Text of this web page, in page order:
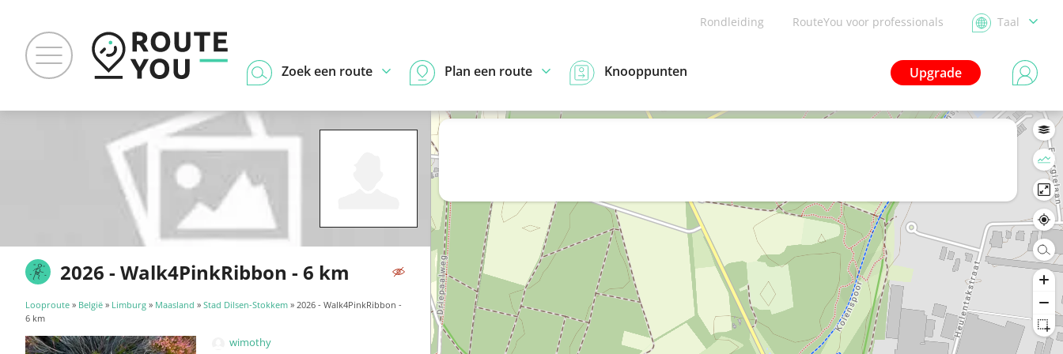
Rondleiding RouteYou voor professionals Taal
Upgrade
Zoek een route Plan een route Knooppunten
2026 - Walk4PinkRibbon - 6 km
Looproute » België » Limburg » Maasland » Stad Dilsen-Stokkem » 2026 - Walk4PinkRibbon -
6 km
wimothy